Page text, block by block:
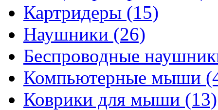
Картридеры (15)
Наушники (26)
Беспроводные
Компьютерные мыши
Коврики для мыши (13)